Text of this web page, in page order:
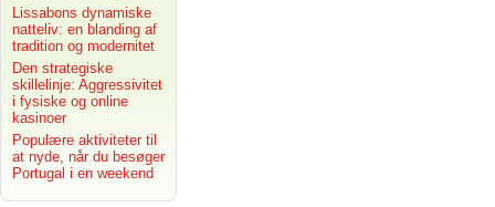
Lissabons dynamiske
natteliv: en blanding af
tradition og modernitet
Den strategiske
skillelinje: Aggressivitet
i fysiske og online
kasinoer
Populære aktiviteter til
at nyde, når du besøger
Portugal i en weekend